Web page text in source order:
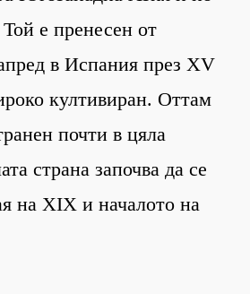
е пренесен от
в Испания през XV
култивиран. Оттам
почти в цяла
страна започва да се
на XIХ и началото на